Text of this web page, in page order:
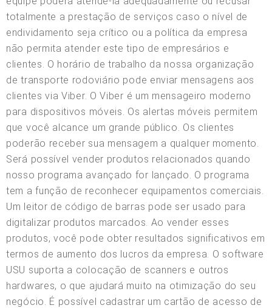
totalmente a prestação de serviços caso o nível de
endividamento seja crítico ou a política da empresa
não permita atender este tipo de empresários e
clientes. O horário de trabalho da nossa organização
de transporte rodoviário pode enviar mensagens aos
clientes via Viber. O Viber é um mensageiro moderno
para dispositivos móveis. Os alertas móveis permitem
que você alcance um grande público. Os clientes
poderão receber sua mensagem a qualquer momento.
Será possível vender produtos relacionados quando
nosso programa avançado for lançado. O programa
tem a função de reconhecer equipamentos comerciais.
Um leitor de código de barras pode ser usado para
digitalizar produtos marcados. Ao vender esses
produtos, você pode obter resultados significativos em
termos de aumento dos lucros da empresa. O software
USU suporta a colocação de scanners e outros
hardwares, o que ajudará muito na otimização do seu
negócio. É possível cadastrar um cartão de acesso de